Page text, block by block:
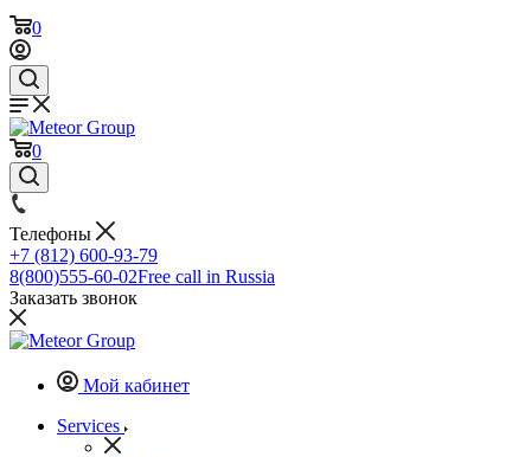
0
0
Телефоны
+7 (812) 600-93-79
8(800)555-60-02Free call in Russia
Заказать звонок
Мой кабинет
Services